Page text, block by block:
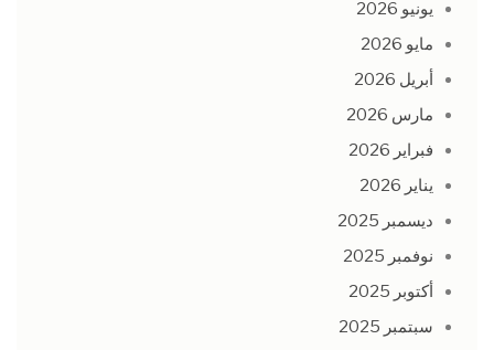
يونيو 2026
مايو 2026
أبريل 2026
مارس 2026
فبراير 2026
يناير 2026
ديسمبر 2025
نوفمبر 2025
أكتوبر 2025
سبتمبر 2025